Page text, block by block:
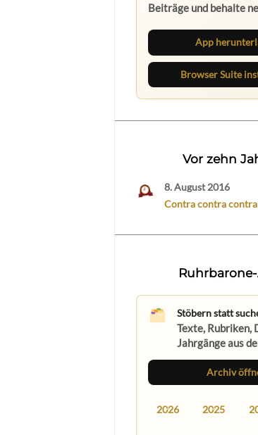
Beiträge und behalte
App
Browser Suite
Vor zehn
8. August 2016
Contra contra contra
Stöbern statt
Texte, Rubriken,
Jahrgänge aus
Archiv
2026 2025